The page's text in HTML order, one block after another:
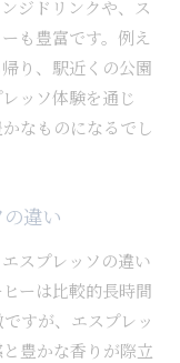
ジドリンクや、ス
も豊富です。例え
り、駅近くの公園
ッソ体験を通じ
なものになるでし
違い
スプレッソの違い
ーは比較的長時間
すが、エスプレッ
豊かな香りが際立